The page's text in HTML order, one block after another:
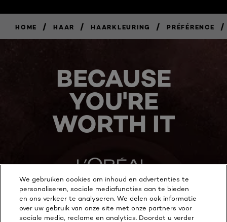
HOME / HAAR / HAARKLEURING / PRÉFÉRENCE /
BECAUSE
YOU'RE
WORTH IT
MEER ONTDEKKEN
We gebruiken cookies om inhoud en advertenties te
personaliseren, sociale mediafuncties aan te bieden
en ons verkeer te analyseren. We delen ook informatie
over uw gebruik van onze site met onze partners voor
sociale media, reclame en analytics. Doordat u verder